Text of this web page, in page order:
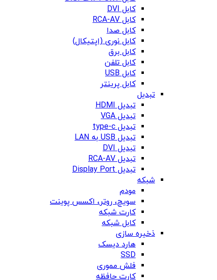
کابل DVI
کابل RCA-AV
کابل صدا
کابل نوری (اپتیکال)
کابل برق
کابل تلفن
کابل USB
کابل پرینتر
تبدیل
تبدیل HDMI
تبدیل VGA
تبدیل type-c
تبدیل USB به LAN
تبدیل DVI
تبدیل RCA-AV
تبدیل Display Port
شبکه
مودم
سویچ، روتر، اکسس پوینت
کارت شبکه
کابل شبکه
ذخیره سازی
هارد دیسک
SSD
فلش مموری
کارت حافظه